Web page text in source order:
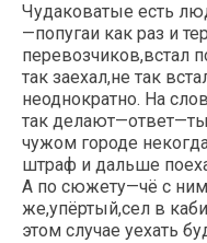
Чудаковатые есть
—попугаи как раз и
перевозчиков,встал
так заехал,не так
неоднократно. На
так
чужом городе
штраф и дальше
А по сюжету—чё с
же,упёртый,сел в
этом случае уехать